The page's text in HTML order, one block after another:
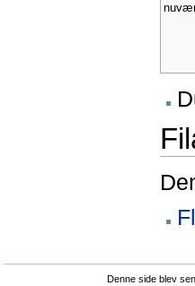
Denne side blev